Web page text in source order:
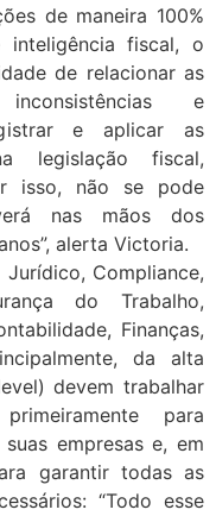
de maneira 100%
inteligência fiscal, o
de relacionar as
e
e aplicar as
legislação fiscal,
isso, não se pode
nas mãos dos
alerta Victoria.
Compliance,
do Trabalho,
Finanças,
da alta
devem trabalhar
para
empresas e, em
garantir todas as
“Todo esse